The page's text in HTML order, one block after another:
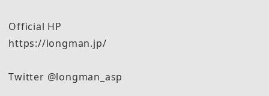
Official HP
https://longman.jp/
Twitter @longman_asp